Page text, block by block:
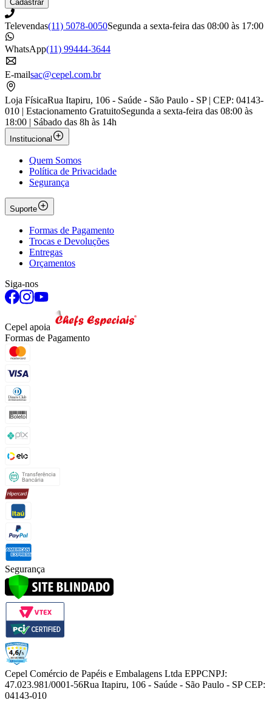
Cadastrar
Televendas(11) 5078-0050Segunda a sexta-feira das 08:00 às 17:00
WhatsApp(11) 99444-3644
E-mailsac@cepel.com.br
Loja FísicaRua Itapiru, 106 - Saúde - São Paulo - SP | CEP: 04143-
010 | Estacionamento GratuitoSegunda a sexta-feira das 08:00 às
18:00 | Sábado das 8h às 14h
Institucional
Quem Somos
Política de Privacidade
Segurança
Suporte
Formas de Pagamento
Trocas e Devoluções
Entregas
Orçamentos
Siga-nos
Cepel apoia
Formas de Pagamento
Segurança
Cepel Comércio de Papéis e Embalagens Ltda EPPCNPJ:
47.023.981/0001-56Rua Itapiru, 106 - Saúde - São Paulo - SP CEP:
04143-010